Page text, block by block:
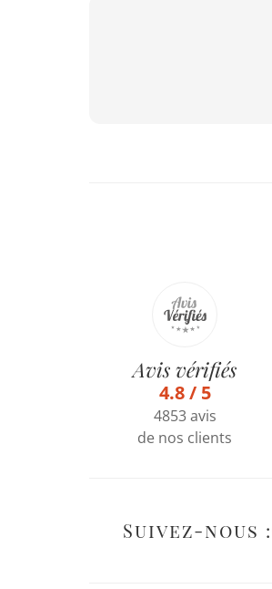
Avis vérifiés
4.8 / 5
4853 avis
de nos clients
Suivez-nous :